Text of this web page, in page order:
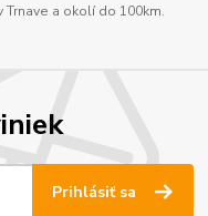
a okolí do 100km.
Prihlásiť sa